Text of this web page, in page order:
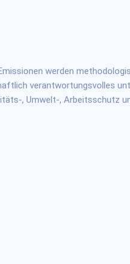
werden
verantwortungsvolles
, Umwelt-, Arbeitsschutz